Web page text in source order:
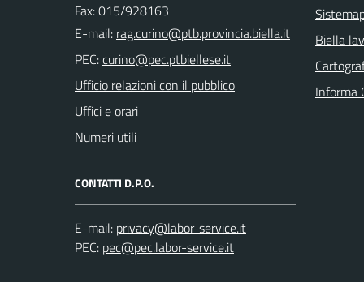
Fax: 015/928163
E-mail:
PEC:
Ufficio relazioni con il pubblico
Uffici e orari
Numeri utili
CONTATTI D.P.O.
E-mail:
PEC:
Biella
Informa